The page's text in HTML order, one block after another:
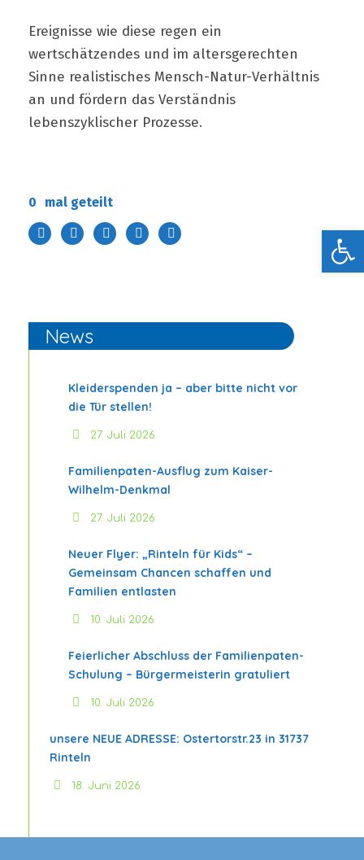
Ereignisse wie diese regen ein
wertschätzendes und im altersgerechten
Sinne realistisches Mensch-Natur-Verhältnis
an und fördern das Verständnis
lebenszyklischer Prozesse.
0 mal geteilt
News
Kleiderspenden ja – aber bitte nicht vor
die Tür stellen!
27. Juli 2026
Familienpaten-Ausflug zum Kaiser-
Wilhelm-Denkmal
27. Juli 2026
Neuer Flyer: „Rinteln für Kids“ –
Gemeinsam Chancen schaffen und
Familien entlasten
10. Juli 2026
Feierlicher Abschluss der Familienpaten-
Schulung – Bürgermeisterin gratuliert
10. Juli 2026
unsere NEUE ADRESSE: Ostertorstr.23 in 31737
Rinteln
18. Juni 2026
Werkzeugleiste öffnen